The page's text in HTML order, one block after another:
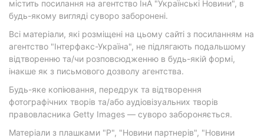
містить посилання на агентство ІнА "Українські Новини", в
будь-якому вигляді суворо заборонені.
Всі матеріали, які розміщені на цьому сайті з посиланням на
агентство "Інтерфакс-Україна", не підлягають подальшому
відтворенню та/чи розповсюдженню в будь-якій формі,
інакше як з письмового дозволу агентства.
Будь-яке копіювання, передрук та відтворення
фотографічних творів та/або аудіовізуальних творів
правовласника Getty Images — суворо забороняється.
Матеріали з плашками "Р", "Новини партнерів", "Новини